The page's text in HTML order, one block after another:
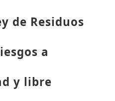
de Residuos
a
y libre